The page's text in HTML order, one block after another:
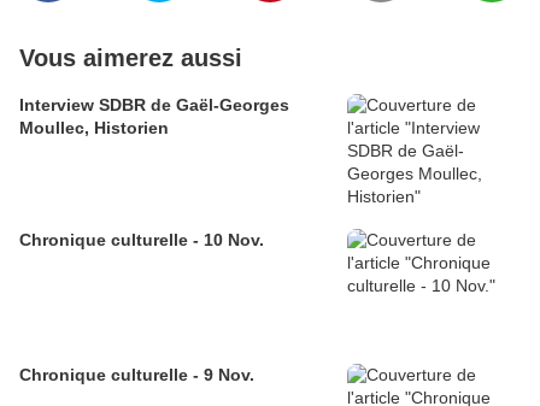
Vous aimerez aussi
Interview SDBR de Gaël-Georges
Moullec, Historien
Chronique culturelle - 10 Nov.
Chronique culturelle - 9 Nov.